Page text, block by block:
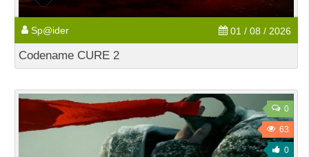
Sp@ider 01 / 08 / 2026
Codename CURE 2
0
63
0